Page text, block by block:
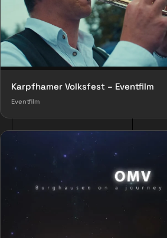
Karpfhamer Volksfest – Eventfilm
Eventfilm